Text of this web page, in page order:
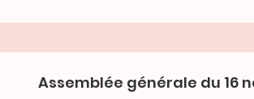
Assemblée générale du 16